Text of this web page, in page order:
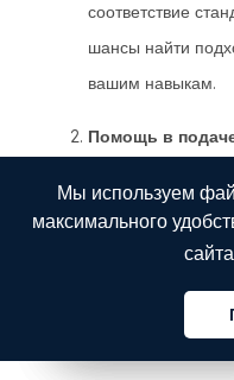
Мы используем
максимального
соответствие
шансы найти
вашим навыкам.
Помощь в
сложной,
различиях.
для подачи
Русский
Русский
Русский